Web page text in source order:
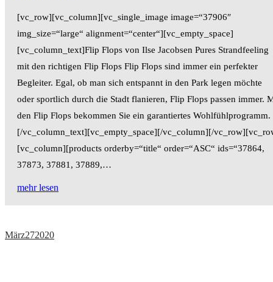
[vc_row][vc_column][vc_single_image image=“37906″
img_size=“large“ alignment=“center“][vc_empty_space]
[vc_column_text]Flip Flops von Ilse Jacobsen Pures Strandfeeling
mit den richtigen Flip Flops Flip Flops sind immer ein perfekter
Begleiter. Egal, ob man sich entspannt in den Park legen möchte
oder sportlich durch die Stadt flanieren, Flip Flops passen immer.
den Flip Flops bekommen Sie ein garantiertes Wohlfühlprogramm.
[/vc_column_text][vc_empty_space][/vc_column][/
[vc_column][products orderby=“title“ order=“ASC“ ids=“37864,
37873, 37881, 37889,…
mehr lesen
März272020